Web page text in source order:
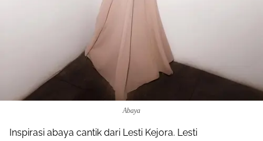
Abaya
Inspirasi abaya cantik dari Lesti Kejora. Lesti